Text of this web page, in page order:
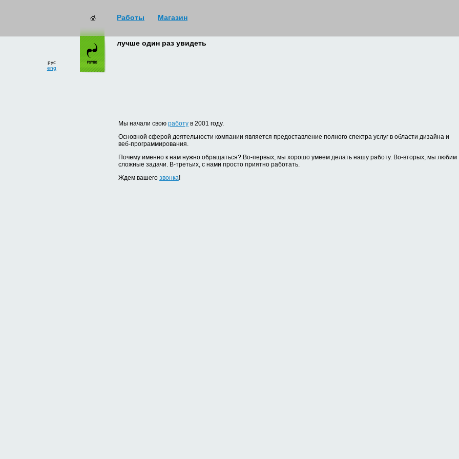
Работы Магазин
рус
eng
лучше один раз увидеть
Мы начали свою работув 2001 году.
Основной сферой деятельности компании является предоставление полного спектра услуг в области дизайна и
веб-программирования.
Почему именно к нам нужно обращаться? Во-первых, мы хорошо умеем делать нашу работу. Во-вторых, мы любим
сложные задачи. В-третьих, с нами просто приятно работать.
Ждем вашего звонка!